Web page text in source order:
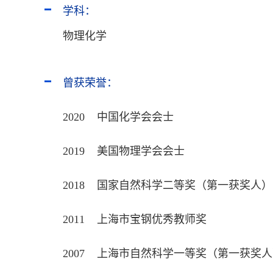
学科：
物理化学
曾获荣誉：
2020 中国化学会会士
2019 美国物理学会会士
2018 国家自然科学二等奖（第一获奖人）
2011 上海市宝钢优秀教师奖
2007 上海市自然科学一等奖（第一获奖